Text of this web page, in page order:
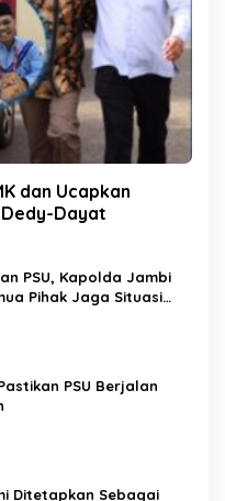
dan Ucapkan
Dayat
PSU, Kapolda Jambi
Pihak Jaga Situasi
PSU Berjalan
Ditetapkan Sebagai